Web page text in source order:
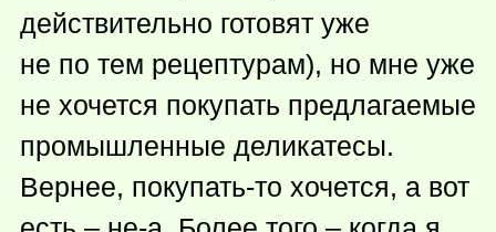
действительно готовят уже
не по тем рецептурам), но мне уже
не хочется покупать предлагаемые
промышленные деликатесы.
Вернее, покупать-то хочется, а вот